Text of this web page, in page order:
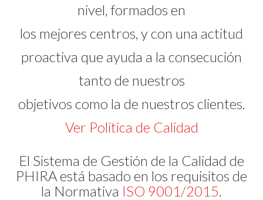
nivel, formados en
los mejores centros, y con una actitud
proactiva que ayuda a la consecución
tanto de nuestros
objetivos como la de nuestros clientes.
Ver Política de Calidad
El Sistema de Gestión de la Calidad de
PHIRA está basado en los requisitos de
la Normativa ISO 9001/2015